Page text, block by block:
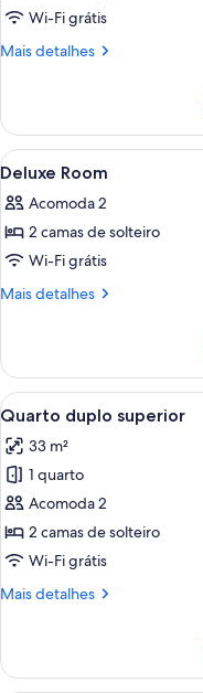
Wi-Fi grátis
Mais detalhes
Mais
executivo
Carrega
todas
as
fotos
de
Deluxe
2
Deluxe Room
Acomoda 2
2 camas de solteiro
Wi-Fi grátis
Mais detalhes
Mais
Room
Carrega
todas
as
fotos
de
Quarto
duplo
3
Quarto duplo superior
33 m²
1 quarto
Acomoda 2
2 camas de solteiro
Wi-Fi grátis
Mais detalhes
Mais
duplo